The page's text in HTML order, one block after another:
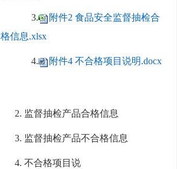
3.
附件2 食品安全监督抽检合
格信息.xlsx
4. 附件4 不合格项目说明.docx
2. 监督抽检产品合格信息
3. 监督抽检产品不合格信息
4. 不合格项目说